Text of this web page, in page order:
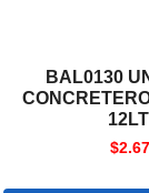
BAL0130
$